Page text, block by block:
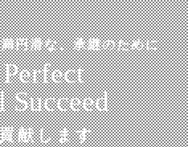
円滑な、承継のために
Succeed
献します